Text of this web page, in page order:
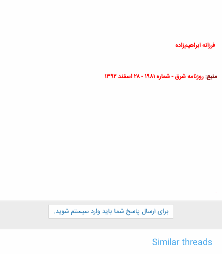
فرزانه ابراهیم‌زاده
منبع: روزنامه شرق - شماره ۱۹۸۱ - ۲۸ اسفند ۱۳۹۲
برای ارسال پاسخ شما باید وارد سیستم شوید.
Similar threads